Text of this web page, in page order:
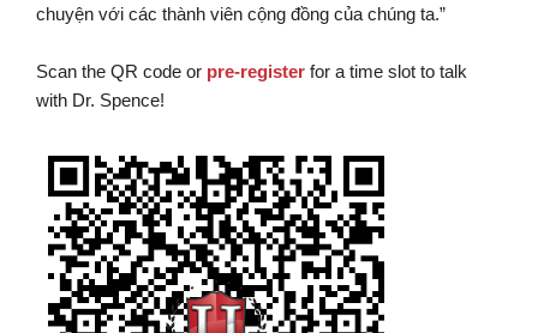
chuyện với các thành viên cộng đồng của chúng ta.”
Scan the QR code or pre-register for a time slot to talk
with Dr. Spence!